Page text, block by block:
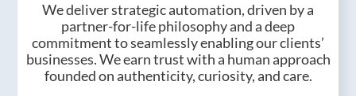
We deliver strategic automation, driven by a
partner-for-life philosophy and a deep
commitment to seamlessly enabling our clients’
businesses. We earn trust with a human approach
founded on authenticity, curiosity, and care.